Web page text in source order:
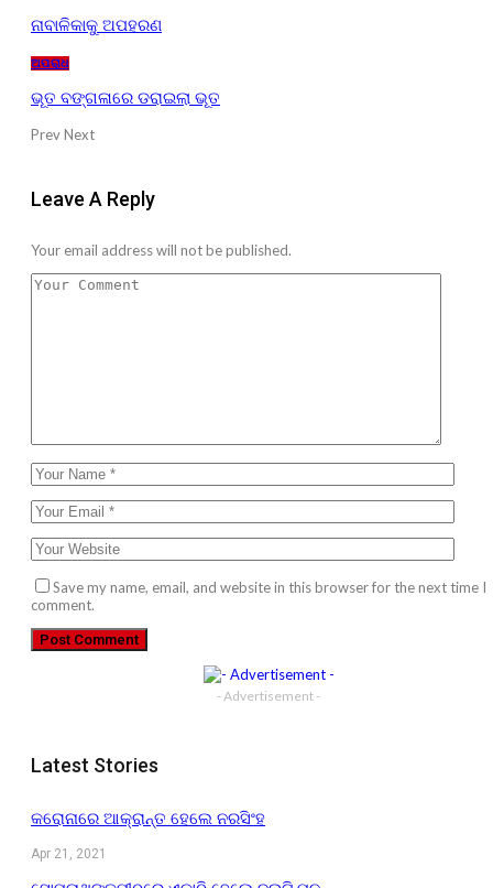
ନାବାଳିକାକୁ ଅପହରଣ
ଅପରାଧ
ଭୂତ ବଙ୍ଗଳାରେ ଡରାଇଲା ଭୂତ
PrevNext
Leave A Reply
Your email address will not be published.
Save my name, email, and website in this browser for the next time I
comment.
- Advertisement -
Latest Stories
କରୋନାରେ ଆକ୍ରାନ୍ତ ହେଲେ ନରସିଂହ
Apr 21, 2021